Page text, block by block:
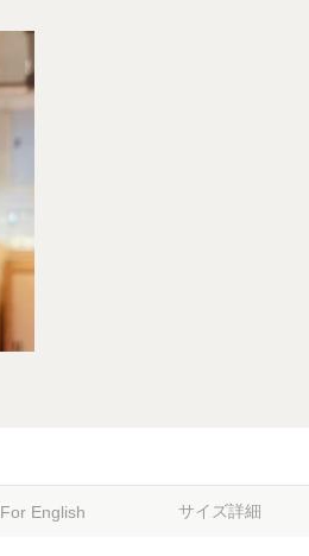
For English サイズ詳細